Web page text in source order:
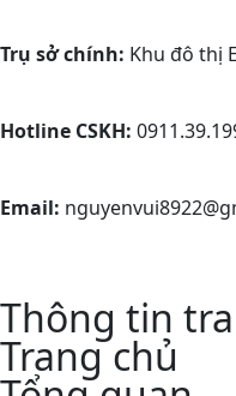
Trụ sở chính: Khu đô thị
Hotline CSKH:
Email:
Thông tin
Trang chủ